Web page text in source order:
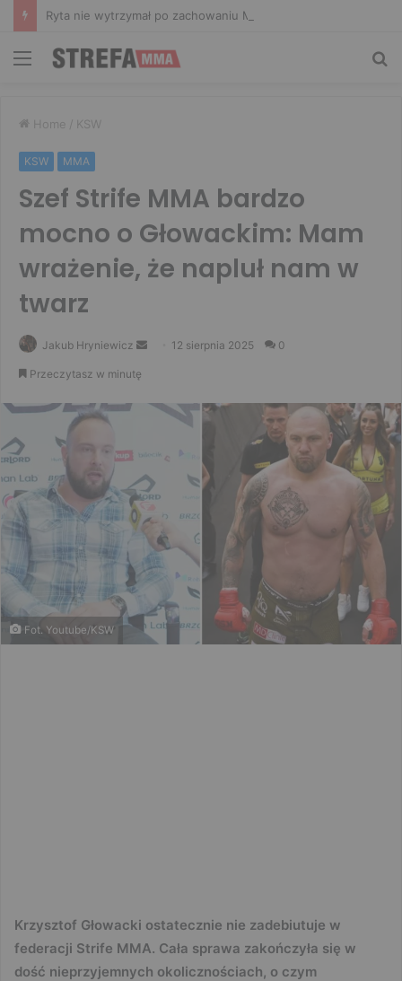
Menu
Home / KSW
KSW MMA
Szef Strife MMA bardzo
mocno o Głowackim: Mam
wrażenie, że napluł nam w
twarz
Jakub Hryniewicz
Send 12 sierpnia 2025 0
Przeczytasz w minutę
Fot. Youtube/KSW
Krzysztof Głowacki ostatecznie nie zadebiutuje w
federacji Strife MMA. Cała sprawa zakończyła się w
dość nieprzyjemnych okolicznościach, o czym